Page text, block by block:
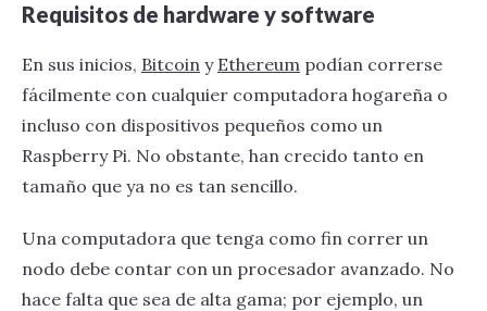
Requisitos de hardware y software
En sus inicios, Bitcoin y Ethereum podían correrse
fácilmente con cualquier computadora hogareña o
incluso con dispositivos pequeños como un
Raspberry Pi. No obstante, han crecido tanto en
tamaño que ya no es tan sencillo.
Una computadora que tenga como fin correr un
nodo debe contar con un procesador avanzado. No
hace falta que sea de alta gama; por ejemplo, un